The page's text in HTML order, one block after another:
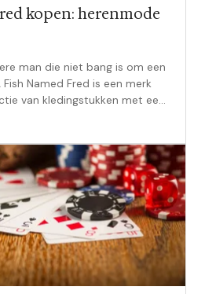
kopen: herenmode
man die niet bang is om een
Named Fred is een merk
van kledingstukken met een